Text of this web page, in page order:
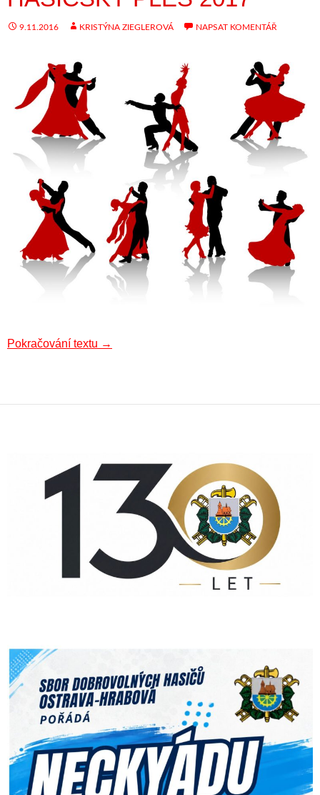
9.11.2016 KRISTÝNA ZIEGLEROVÁ NAPSAT KOMENTÁŘ
Pokračování textu Hasičský ples 2017
→